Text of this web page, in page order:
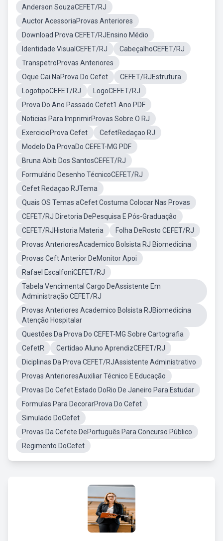
Anderson SouzaCEFET/RJ
Auctor AcessoriaProvas Anteriores
Download Prova CEFET/RJEnsino Médio
Identidade VisualCEFET/RJ
CabeçalhoCEFET/RJ
TranspetroProvas Anteriores
Oque Cai NaProva Do Cefet
CEFET/RJEstrutura
LogotipoCEFET/RJ
LogoCEFET/RJ
Prova Do Ano Passado Cefet1 Ano PDF
Noticias Para ImprimirProvas Sobre O RJ
ExercicioProva Cefet
CefetRedaçao RJ
Modelo Da ProvaDo CEFET-MG PDF
Bruna Abib Dos SantosCEFET/RJ
Formulário Desenho TécnicoCEFET/RJ
Cefet Redaçao RJTema
Quais OS Temas aCefet Costuma Colocar Nas Provas
CEFET/RJ Diretoria DePesquisa E Pós-Graduação
CEFET/RJHistoria Materia
Folha DeRosto CEFET/RJ
Provas AnterioresAcademico Bolsista RJ Biomedicina
Provas Ceft Anterior DeMonitor Apoi
Rafael EscalfoniCEFET/RJ
Tabela Vencimental Cargo DeAssistente Em
Administração CEFET/RJ
Provas Anteriores Academico Bolsista RJBiomedicina
Atenção Hospitalar
Questões Da Prova Do CEFET-MG Sobre Cartografia
CefetR
Certidao Aluno AprendizCEFET/RJ
Diciplinas Da Prova CEFET/RJAssistente Administrativo
Provas AnterioresAuxiliar Técnico E Educação
Provas Do Cefet Estado DoRio De Janeiro Para Estudar
Formulas Para DecorarProva Do Cefet
Simulado DoCefet
Provas Da Cefete DePortuguês Para Concurso Público
Regimento DoCefet